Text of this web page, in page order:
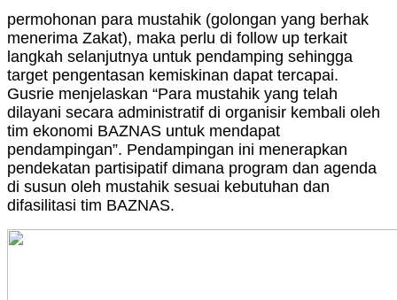
permohonan para mustahik (golongan yang berhak
menerima Zakat), maka perlu di follow up terkait
langkah selanjutnya untuk pendamping sehingga
target pengentasan kemiskinan dapat tercapai.
Gusrie menjelaskan “Para mustahik yang telah
dilayani secara administratif di organisir kembali oleh
tim ekonomi BAZNAS untuk mendapat
pendampingan”. Pendampingan ini menerapkan
pendekatan partisipatif dimana program dan agenda
di susun oleh mustahik sesuai kebutuhan dan
difasilitasi tim BAZNAS.